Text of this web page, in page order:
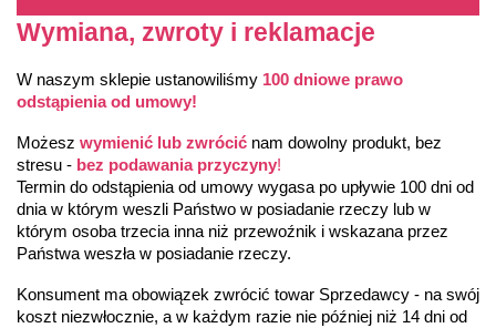
Wymiana, zwroty i reklamacje
W naszym sklepie ustanowiliśmy 100 dniowe prawo
odstąpienia od umowy!
Możesz wymienić lub zwrócić nam dowolny produkt, bez
stresu - bez podawania przyczyny!
Termin do odstąpienia od umowy wygasa po upływie 100 dni od
dnia w którym weszli Państwo w posiadanie rzeczy lub w
którym osoba trzecia inna niż przewoźnik i wskazana przez
Państwa weszła w posiadanie rzeczy.
Konsument ma obowiązek zwrócić towar Sprzedawcy - na swój
koszt niezwłocznie, a w każdym razie nie później niż 14 dni od